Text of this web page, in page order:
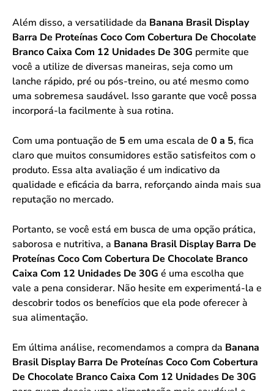
Além disso, a versatilidade da Banana Brasil Display
Barra De Proteínas Coco Com Cobertura De Chocolate
Branco Caixa Com 12 Unidades De 30G permite que
você a utilize de diversas maneiras, seja como um
lanche rápido, pré ou pós-treino, ou até mesmo como
uma sobremesa saudável. Isso garante que você possa
incorporá-la facilmente à sua rotina.
Com uma pontuação de 5 em uma escala de 0 a 5, fica
claro que muitos consumidores estão satisfeitos com o
produto. Essa alta avaliação é um indicativo da
qualidade e eficácia da barra, reforçando ainda mais sua
reputação no mercado.
Portanto, se você está em busca de uma opção prática,
saborosa e nutritiva, a Banana Brasil Display Barra De
Proteínas Coco Com Cobertura De Chocolate Branco
Caixa Com 12 Unidades De 30G é uma escolha que
vale a pena considerar. Não hesite em experimentá-la e
descobrir todos os benefícios que ela pode oferecer à
sua alimentação.
Em última análise, recomendamos a compra da Banana
Brasil Display Barra De Proteínas Coco Com Cobertura
De Chocolate Branco Caixa Com 12 Unidades De 30G